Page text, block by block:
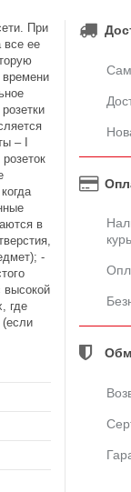
При
все ее
времени
– I
в
-
высокой
где
(если